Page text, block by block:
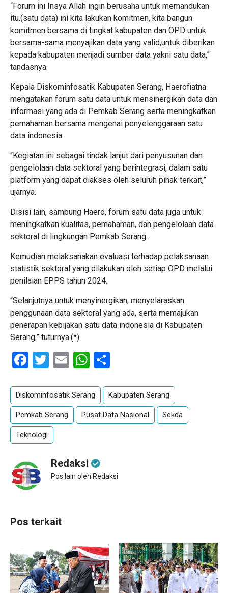
“Forum ini Insya Allah ingin berusaha untuk memandukan
itu.(satu data) ini kita lakukan komitmen, kita bangun
komitmen bersama di tingkat kabupaten dan OPD untuk
bersama-sama menyajikan data yang valid,untuk diberikan
kepada kabupaten menjadi sumber data yakni satu data,”
tandasnya.
Kepala Diskominfosatik Kabupaten Serang, Haerofiatna
mengatakan forum satu data untuk mensinergikan data dan
informasi yang ada di Pemkab Serang serta meningkatkan
pemahaman bersama mengenai penyelenggaraan satu
data indonesia.
“Kegiatan ini sebagai tindak lanjut dari penyusunan dan
pengelolaan data sektoral yang berintegrasi, dalam satu
platform yang dapat diakses oleh seluruh pihak terkait,”
ujarnya.
Disisi lain, sambung Haero, forum satu data juga untuk
meningkatkan kualitas, pemahaman, dan pengelolaan data
sektoral di lingkungan Pemkab Serang.
Kemudian melaksanakan evaluasi terhadap pelaksanaan
statistik sektoral yang dilakukan oleh setiap OPD melalui
penilaian EPPS tahun 2024.
“Selanjutnya untuk menyinergikan, menyelaraskan
penggunaan data sektoral yang ada, serta memajukan
penerapan kebijakan satu data indonesia di Kabupaten
Serang,” tuturnya.(*)
Facebook
Twitter
EmailWhatsApp
Diskominfosatik Serang Kabupaten Serang
Pemkab Serang Pusat Data Nasional Sekda
Teknologi
Redaksi
Pos lain oleh Redaksi
Pos terkait